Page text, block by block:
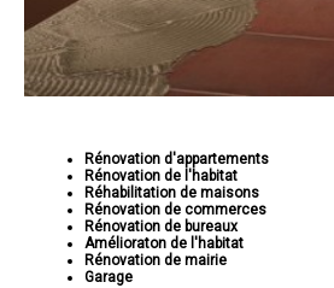
Rénovation d'appartements
Rénovation de l'habitat
Réhabilitation de maisons
Rénovation de commerces
Rénovation de bureaux
Amélioraton de l'habitat
Rénovation de mairie
Garage